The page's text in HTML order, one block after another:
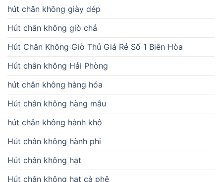
hút chân không giày dép
Hút chân không giò chả
Hút Chân Không Giò Thủ Giá Rẻ Số 1 Biên Hòa
Hút chân không Hải Phòng
hút chân không hàng hóa
Hút chân không hàng mẫu
hút chân không hành khô
Hút chân không hành phi
Hút chân không hạt
Hút chân không hạt cà phê